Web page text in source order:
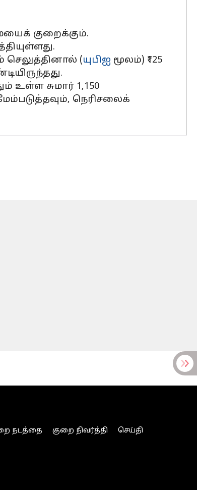
குறைக்கும்.
செலுத்தினால் (யுபிஐ மூலம்) ₹125
உள்ள சுமார் 1,150
நெரிசலைக்
நடத்தை குறை நிவர்த்தி
செய்தி